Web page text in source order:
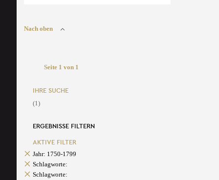
Nach oben
Seite 1 von 1
IHRE SUCHE
(1)
ERGEBNISSE FILTERN
AKTIVE FILTER
Jahr: 1750-1799
Schlagworte:
Schlagworte: